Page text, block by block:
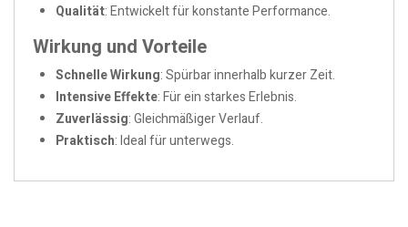
Qualität: Entwickelt für konstante Performance.
Wirkung und Vorteile
Schnelle Wirkung: Spürbar innerhalb kurzer Zeit.
Intensive Effekte: Für ein starkes Erlebnis.
Zuverlässig: Gleichmäßiger Verlauf.
Praktisch: Ideal für unterwegs.